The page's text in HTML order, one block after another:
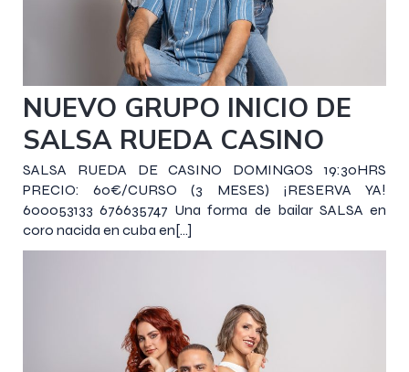
NUEVO GRUPO INICIO DE
SALSA RUEDA CASINO
SALSA RUEDA DE CASINO DOMINGOS 19:30HRS
PRECIO: 60€/CURSO (3 MESES) ¡RESERVA YA!
600053133 676635747 Una forma de bailar SALSA en
coro nacida en cuba en[…]